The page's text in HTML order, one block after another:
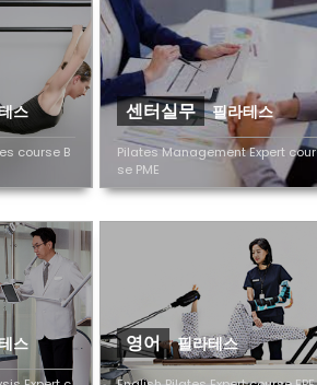
스
course B
스
센터실무 필라테스
Pilates Management Expert cour
se PME
영어 필라테스